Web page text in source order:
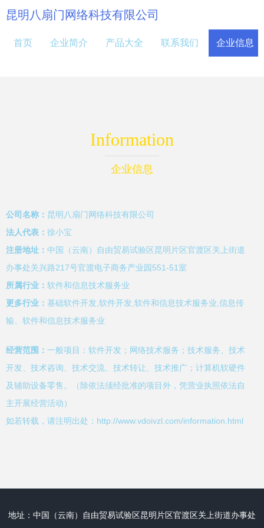
昆明八扇门网络科技有限公司
首页 企业简介 产品大全 联系我们 企业信息
Information
企业信息
公司名称： 昆明八扇门网络科技有限公司
法人代表： 徐小宝
注册地址： 中国（云南）自由贸易试验区昆明片区官渡区关上街道
办事处关兴路217号官渡电子商务产业园551-51室
所属行业： 软件和信息技术服务业
更多行业： 基础软件开发,软件开发,软件和信息技术服务业,信息传
输、软件和信息技术服务业
经营范围： 一般项目：软件开发；网络技术服务；技术服务、技术
开发、技术咨询、技术交流、技术转让、技术推广；计算机软硬件
及辅助设备零售。（除依法须经批准的项目外，凭营业执照依法自
主开展经营活动）
如若转载，请注明出处：http://www.vdoivzl.com/information.html
地址：中国（云南）自由贸易试验区昆明片区官渡区关上街道办事处